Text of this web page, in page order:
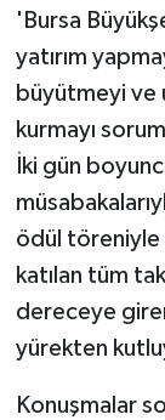
'Bursa
yatırım
büyütmeyi ve
kurmayı
İki gün
ödül töreniyle
katılan tüm
dereceye
yürekten
Konuşmalar